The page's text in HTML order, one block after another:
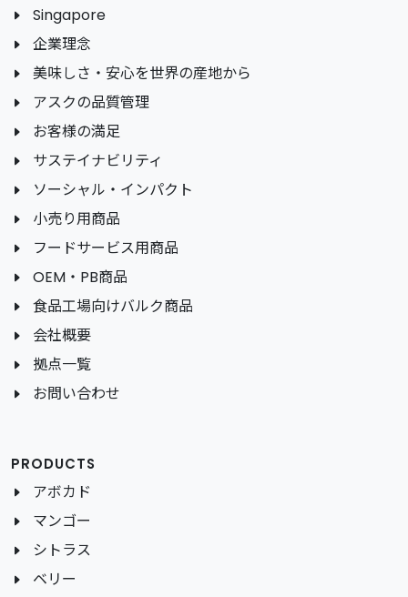
Singapore
企業理念
美味しさ・安心を世界の産地から
アスクの品質管理
お客様の満足
サステイナビリティ
ソーシャル・インパクト
小売り用商品
フードサービス用商品
OEM・PB商品
食品工場向けバルク商品
会社概要
拠点一覧
お問い合わせ
PRODUCTS
アボカド
マンゴー
シトラス
ベリー